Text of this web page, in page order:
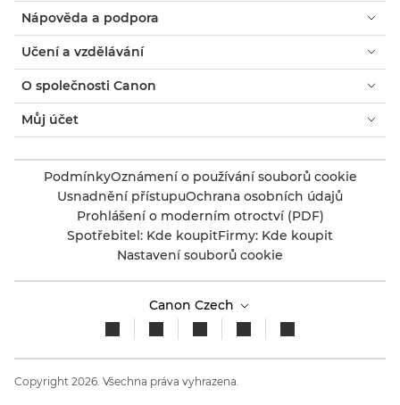
Nápověda a podpora
Učení a vzdělávání
O společnosti Canon
Můj účet
PodmínkyOznámení o používání souborů cookie
Usnadnění přístupuOchrana osobních údajů
Prohlášení o moderním otroctví (PDF)
Spotřebitel: Kde koupitFirmy: Kde koupit
Nastavení souborů cookie
Canon Czech
Copyright 2026. Všechna práva vyhrazena.